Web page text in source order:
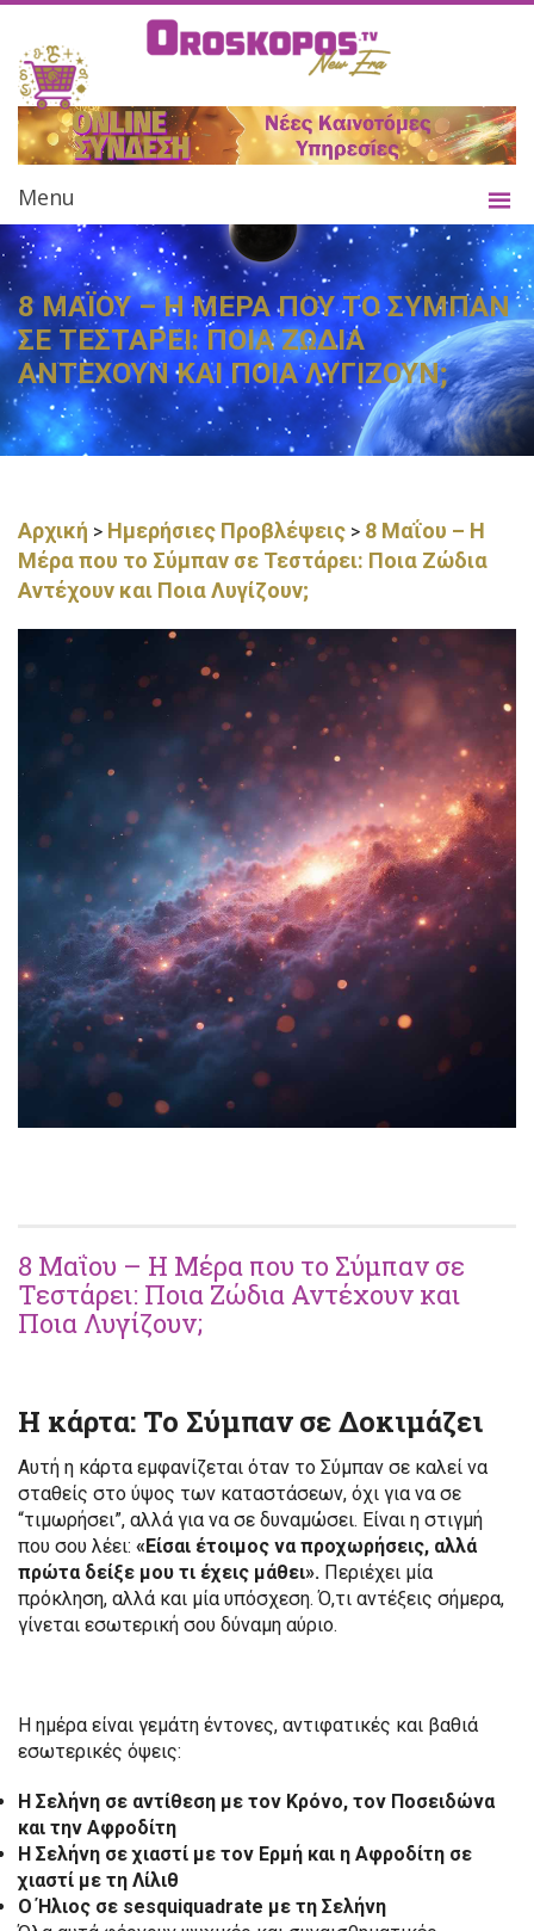
Menu
8 ΜΑΪΟΥ – Η ΜΕΡΑ ΠΟΥ ΤΟ ΣΥΜΠΑΝ
ΣΕ ΤΕΣΤΑΡΕΙ: ΠΟΙΑ ΖΩΔΙΑ
ΑΝΤΕΧΟΥΝ ΚΑΙ ΠΟΙΑ ΛΥΓΙΖΟΥΝ;
Αρχική > Ημερήσιες Προβλέψεις > 8 Μαΐου – Η
Μέρα που το Σύμπαν σε Τεστάρει: Ποια Ζώδια
Αντέχουν και Ποια Λυγίζουν;
8 Μαΐου – Η Μέρα που το Σύμπαν σε
Τεστάρει: Ποια Ζώδια Αντέχουν και
Ποια Λυγίζουν;
Η κάρτα: Το Σύμπαν σε Δοκιμάζει
Αυτή η κάρτα εμφανίζεται όταν το Σύμπαν σε καλεί να
σταθείς στο ύψος των καταστάσεων, όχι για να σε
“τιμωρήσει”, αλλά για να σε δυναμώσει. Είναι η στιγμή
που σου λέει: «Είσαι έτοιμος να προχωρήσεις, αλλά
πρώτα δείξε μου τι έχεις μάθει». Περιέχει μία
πρόκληση, αλλά και μία υπόσχεση. Ό,τι αντέξεις σήμερα,
γίνεται εσωτερική σου δύναμη αύριο.
Η ημέρα είναι γεμάτη έντονες, αντιφατικές και βαθιά
εσωτερικές όψεις:
Η Σελήνη σε αντίθεση με τον Κρόνο, τον Ποσειδώνα
και την Αφροδίτη
Η Σελήνη σε χιαστί με τον Ερμή και η Αφροδίτη σε
χιαστί με τη Λίλιθ
Ο Ήλιος σε sesquiquadrate με τη Σελήνη